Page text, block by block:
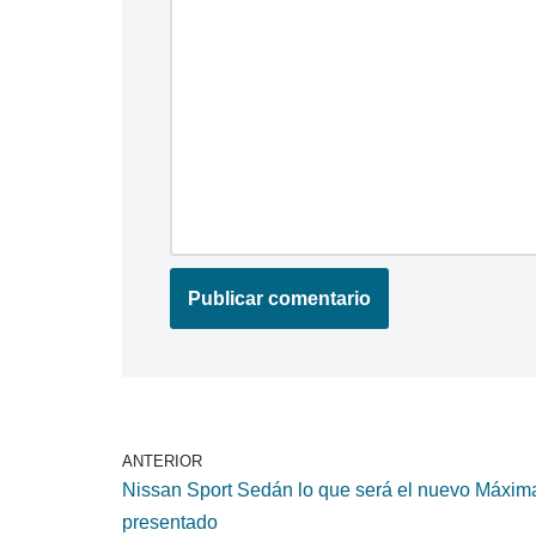
ANTERIOR
Nissan Sport Sedán lo que será el nuevo
presentado